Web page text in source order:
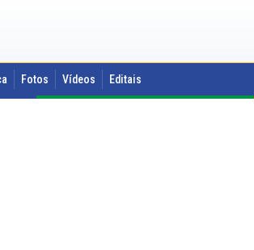
Fotos Vídeos Editais